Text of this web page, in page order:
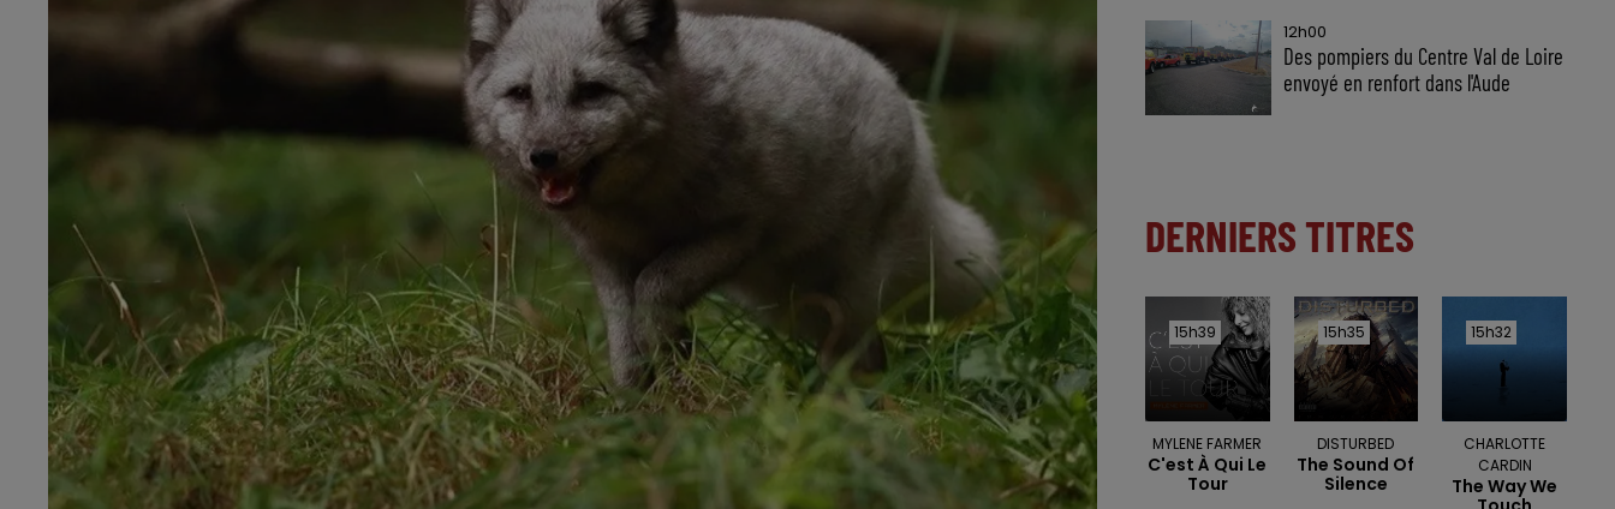
12h00
Des pompiers du Centre Val de Loire
envoyé en renfort dans l'Aude
DERNIERS TITRES
15h39
15h39
MYLENE FARMER
C'est À Qui Le
Tour
15h35
15h35
DISTURBED
The Sound Of
Silence
15h32
15h32
CHARLOTTE
CARDIN
The Way We